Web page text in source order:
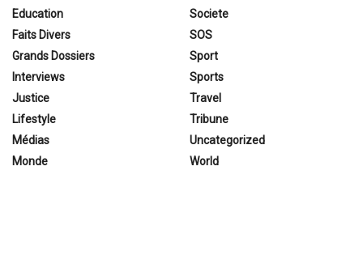
Education
Faits Divers
Grands Dossiers
Interviews
Justice
Lifestyle
Médias
Monde
Societe
SOS
Sport
Sports
Travel
Tribune
Uncategorized
World